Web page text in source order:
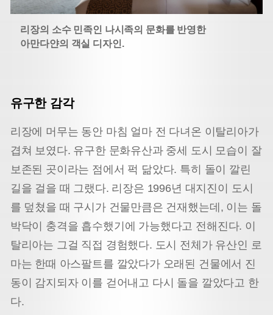
리장의 소수 민족인 나시족의 문화를 반영한
아만다얀의 객실 디자인.
유구한 감각
리장에 머무는 동안 마침 얼마 전 다녀온 이탈리아가
겹쳐 보였다. 유구한 문화유산과 중세 도시 모습이 잘
보존된 곳이라는 점에서 퍽 닮았다. 특히 돌이 깔린
길을 걸을 때 그랬다. 리장은 1996년 대지진이 도시
를 덮쳤을 때 구시가 건물만큼은 건재했는데, 이는 돌
박닥이 충격을 흡수했기에 가능했다고 전해진다. 이
탈리아는 그걸 직접 경험했다. 도시 전체가 유산인 로
마는 한때 아스팔트를 깔았다가 오래된 건물에서 진
동이 감지되자 이를 걷어내고 다시 돌을 깔았다고 한
다.